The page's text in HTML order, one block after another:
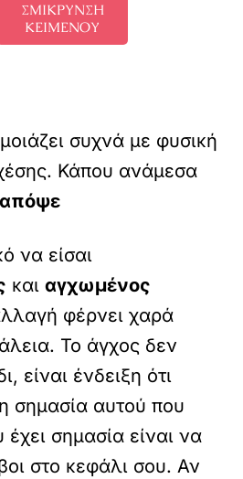
ΣΜΙΚΡΥΝΣΗ
ΚΕΙΜΕΝΟΥ
συχνά με φυσική
Κάπου ανάμεσα
να είσαι
καιαγχωμένος
φέρνει χαρά
Το άγχος δεν
είναι ένδειξη ότι
σημασία αυτού που
σημασία είναι να
στο κεφάλι σου. Αν